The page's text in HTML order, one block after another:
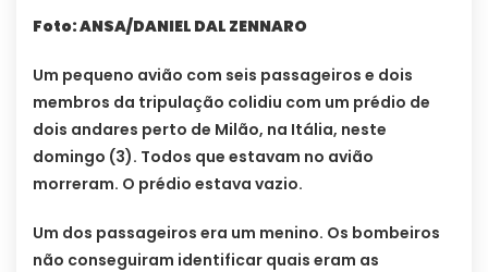
Foto: ANSA/DANIEL DAL ZENNARO
Um pequeno avião com seis passageiros e dois
membros da tripulação colidiu com um prédio de
dois andares perto de Milão, na Itália, neste
domingo (3). Todos que estavam no avião
morreram. O prédio estava vazio.
Um dos passageiros era um menino. Os bombeiros
não conseguiram identificar quais eram as